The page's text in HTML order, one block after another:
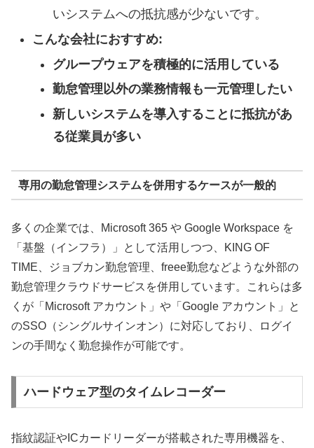
いシステムへの抵抗感が少ないです。
こんな会社におすすめ:
グループウェアを積極的に活用している
勤怠管理以外の業務情報も一元管理したい
新しいシステムを導入することに抵抗があ
る従業員が多い
専用の勤怠管理システムを併用するケースが一般的
多くの企業では、Microsoft 365 や Google Workspace を
「基盤（インフラ）」として活用しつつ、KING OF
TIME、ジョブカン勤怠管理、freee勤怠などような外部の
勤怠管理クラウドサービスを併用しています。これらは多
くが「Microsoft アカウント」や「Google アカウント」と
のSSO（シングルサインオン）に対応しており、ログイ
ンの手間なく勤怠操作が可能です。
ハードウェア型のタイムレコーダー
指紋認証やICカードリーダーが搭載された専用機器を、